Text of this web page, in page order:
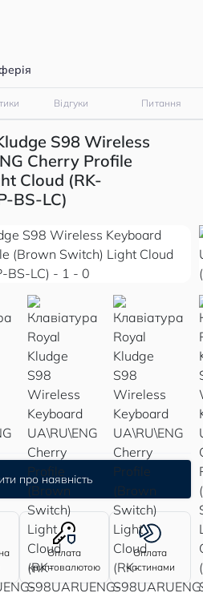
Відгуки Питання
S98 Wireless
Cherry Profile
Cloud (RK-
BS-LC)
про наявність
Оплата
криптовалютою
Оплата
частинами